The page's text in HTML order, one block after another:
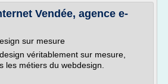
Vendée, agence e-
sur mesure
véritablement sur mesure,
les métiers du webdesign.